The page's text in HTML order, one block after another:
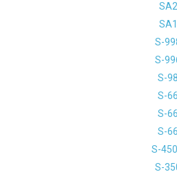
SA2
SA1
S-
S-
S-98
S-66
S-66
S-66
S-
S-